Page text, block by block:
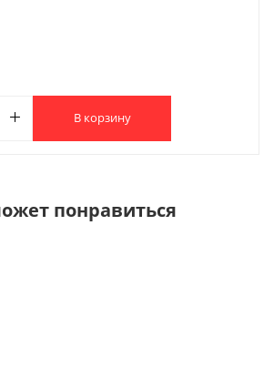
В корзину
понравиться